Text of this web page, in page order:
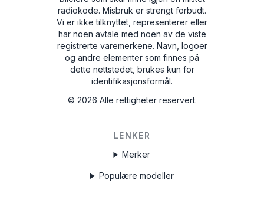
radiokode. Misbruk er strengt forbudt.
Vi er ikke tilknyttet, representerer eller
har noen avtale med noen av de viste
registrerte varemerkene. Navn, logoer
og andre elementer som finnes på
dette nettstedet, brukes kun for
identifikasjonsformål.
© 2026 Alle rettigheter reservert.
LENKER
Merker
Populære modeller